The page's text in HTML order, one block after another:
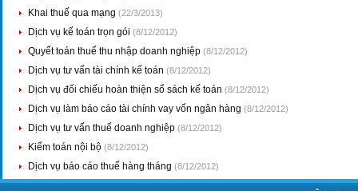
Khai thuế qua mạng (22/3/2013)
Dịch vụ kế toán trọn gói (8/12/2012)
Quyết toán thuế thu nhập doanh nghiệp (8/12/2012)
Dịch vụ tư vấn tài chính kế toán (8/12/2012)
Dịch vụ đối chiếu hoàn thiện sổ sách kế toán (8/12/2012)
Dịch vụ làm báo cáo tài chính vay vốn ngân hàng (8/12/2012)
Dịch vụ tư vấn thuế doanh nghiệp (8/12/2012)
Kiểm toán nội bộ (8/12/2012)
Dịch vụ báo cáo thuế hàng tháng (8/12/2012)